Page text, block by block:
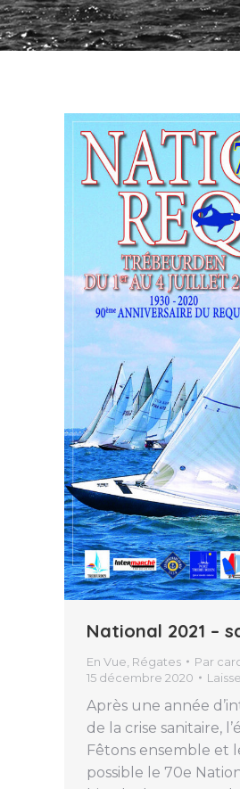
National 2021 –
En Vue Régates Par
15 décembre 2020
Après une année
de la crise sanitaire,
Fêtons ensemble et
possible le 70e